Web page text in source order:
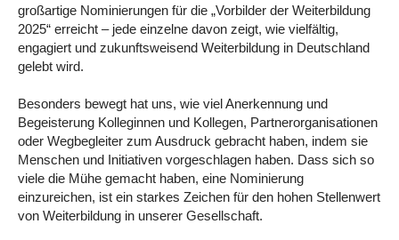
großartige Nominierungen für die „Vorbilder der Weiterbildung
2025“ erreicht – jede einzelne davon zeigt, wie vielfältig,
engagiert und zukunftsweisend Weiterbildung in Deutschland
gelebt wird.
Besonders bewegt hat uns, wie viel Anerkennung und
Begeisterung Kolleginnen und Kollegen, Partnerorganisationen
oder Wegbegleiter zum Ausdruck gebracht haben, indem sie
Menschen und Initiativen vorgeschlagen haben. Dass sich so
viele die Mühe gemacht haben, eine Nominierung
einzureichen, ist ein starkes Zeichen für den hohen Stellenwert
von Weiterbildung in unserer Gesellschaft.